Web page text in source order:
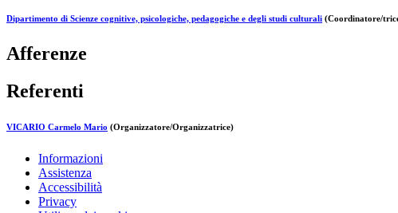
Dipartimento di Scienze cognitive, psicologiche, pedagogiche e degli studi culturali (Coordinatore/
Afferenze
Referenti
VICARIO Carmelo Mario (Organizzatore/Organizzatrice)
Informazioni
Assistenza
Accessibilità
Privacy